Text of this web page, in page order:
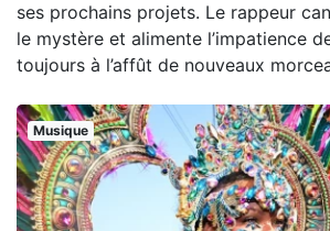
ses prochains projets. Le rappeur
le mystère et alimente l’impatience
toujours à l’affût de nouveaux
Musique